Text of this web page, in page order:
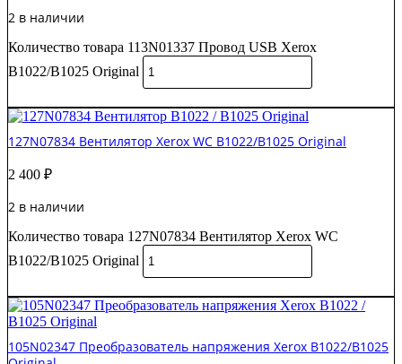
2 в наличии
Количество товара 113N01337 Провод USB Xerox
B1022/B1025 Original
127N07834 Вентилятор Xerox WC B1022/B1025 Original
2 400 ₽
2 в наличии
Количество товара 127N07834 Вентилятор Xerox WC
B1022/B1025 Original
105N02347 Преобразователь напряжения Xerox B1022/B1025